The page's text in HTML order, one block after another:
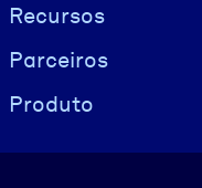
Recursos
Parceiros
Produto